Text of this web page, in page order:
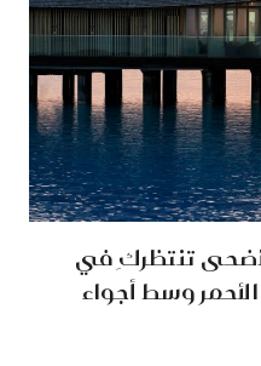
تنتظركِ في
وسط أجواء